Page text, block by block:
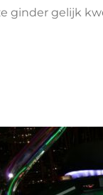
ginder gelijk